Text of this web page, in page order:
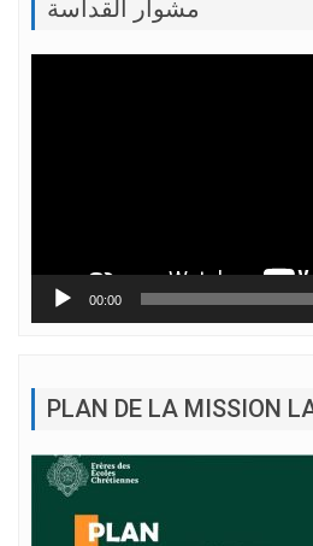
مشوار القداسة
00:00
PLAN DE LA MISSION